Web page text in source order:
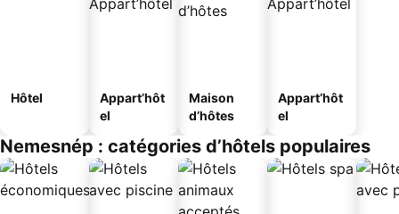
Hôtel
Appart’hôt
el
Maison
d’hôtes
Appart’hôt
el
Nemesnép : catégories d’hôtels populaires